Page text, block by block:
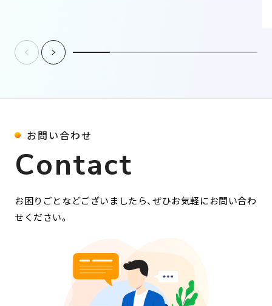
お問 い合わせ
Contact
お困りごとなどございましたら、ぜひお気軽にお問い合わ
せください。